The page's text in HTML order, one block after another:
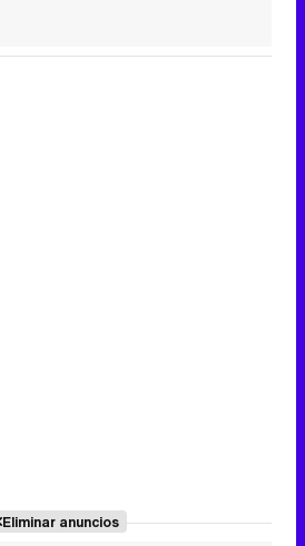
Eliminar anuncios